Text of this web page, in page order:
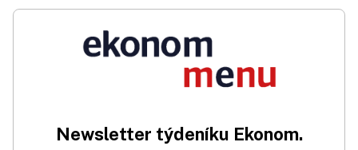
Newsletter týdeníku Ekonom.